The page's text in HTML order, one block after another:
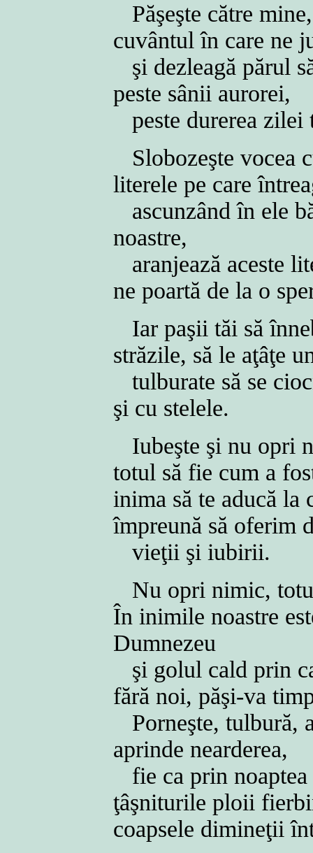
Păşeşte către
cuvântul în care ne
şi dezleagă părul
peste sânii aurorei,
peste durerea zilei
Slobozeşte vocea
literele pe care
ascunzând în ele
noastre,
aranjează aceste
ne poartă de la o
Iar paşii tăi să
străzile, să le aţâţe
tulburate să se
şi cu stelele.
Iubeşte şi nu opri
totul să fie cum a
inima să te aducă la
împreună să oferim
vieţii şi iubirii.
Nu opri nimic,
În inimile noastre
Dumnezeu
şi golul cald prin
fără noi, păşi-va
Porneşte, tulbură,
aprinde nearderea,
fie ca prin noaptea
ţâşniturile ploii
coapsele dimineţii